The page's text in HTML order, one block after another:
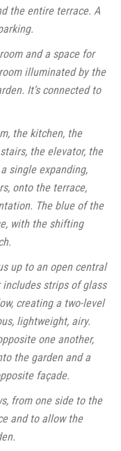
the entire terrace. A
and a space for
illuminated by the
It’s connected to
the kitchen, the
the elevator, the
single expanding,
onto the terrace,
The blue of the
with the shifting
up to an open central
strips of glass
creating a two-level
lightweight, airy.
one another,
the garden and a
façade.
from one side to the
and to allow the